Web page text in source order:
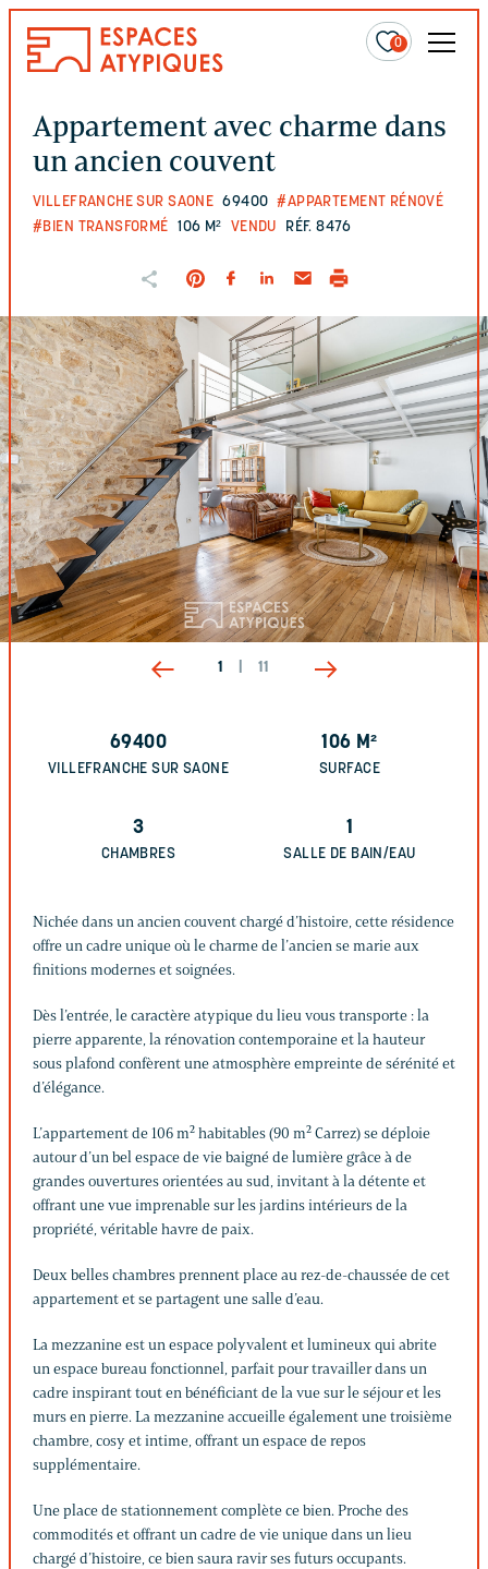
0
Appartement avec charme dans
un ancien couvent
VILLEFRANCHE SUR SAONE 69400 #APPARTEMENT RÉNOVÉ
#BIEN TRANSFORMÉ
106 M² VENDU RÉF. 8476
1 11
69400
VILLEFRANCHE SUR SAONE
106 M²
SURFACE
3
CHAMBRES
1
SALLE DE BAIN/EAU
Nichée dans un ancien couvent chargé d’histoire, cette résidence
offre un cadre unique où le charme de l’ancien se marie aux
finitions modernes et soignées.
Dès l’entrée, le caractère atypique du lieu vous transporte : la
pierre apparente, la rénovation contemporaine et la hauteur
sous plafond confèrent une atmosphère empreinte de sérénité et
d’élégance.
L’appartement de 106 m² habitables (90 m² Carrez) se déploie
autour d’un bel espace de vie baigné de lumière grâce à de
grandes ouvertures orientées au sud, invitant à la détente et
offrant une vue imprenable sur les jardins intérieurs de la
propriété, véritable havre de paix.
Deux belles chambres prennent place au rez-de-chaussée de cet
appartement et se partagent une salle d’eau.
La mezzanine est un espace polyvalent et lumineux qui abrite
un espace bureau fonctionnel, parfait pour travailler dans un
cadre inspirant tout en bénéficiant de la vue sur le séjour et les
murs en pierre. La mezzanine accueille également une troisième
chambre, cosy et intime, offrant un espace de repos
supplémentaire.
Une place de stationnement complète ce bien. Proche des
commodités et offrant un cadre de vie unique dans un lieu
chargé d’histoire, ce bien saura ravir ses futurs occupants.